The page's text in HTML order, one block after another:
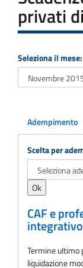
privati
Seleziona il mese:
Adempimento
Adempimento
Scelta per
CAF e
integrativo
Termine ultimo
liquidazione